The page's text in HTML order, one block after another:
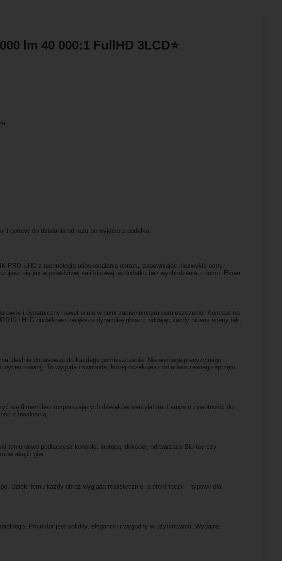
lm 40 000:1 FullHD 3LCD⭐
gotowy do działania od razu po wyjęciu z pudełka.
PRO-UHD z technologią udoskonalania obrazu, zapewniając niezwykle ostry,
się jak w prawdziwej sali kinowej, w dodatku bez wychodzenia z domu. Ekran
i dynamiczny nawet w nie w pełni zaciemnionym pomieszczeniu. Kontrast na
i HLG dodatkowo zwiększa dynamikę obrazu, oddając każdy niuans sceny tak,
idealnie dopasować do każdego pomieszczenia. Nie wymaga precyzyjnego
To wygoda i swoboda, której oczekujesz od nowoczesnego sprzętu
się filmem bez rozpraszających dźwięków wentylatora. Lampa o żywotności do
z trwałością.
łatwo podłączysz konsolę, laptopa, dekoder, odtwarzacz Blu-ray czy
akcji i gier.
Dzięki temu każdy obraz wygląda realistycznie, a efekt tęczy – typowy dla
Projektor jest solidny, elegancki i wygodny w użytkowaniu. Wydajne